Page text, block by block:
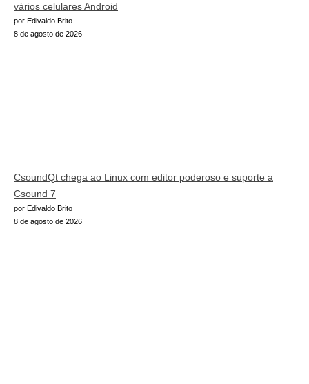
vários celulares Android
por Edivaldo Brito
8 de agosto de 2026
CsoundQt chega ao Linux com editor poderoso e suporte a
Csound 7
por Edivaldo Brito
8 de agosto de 2026